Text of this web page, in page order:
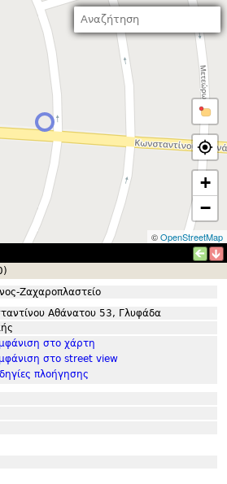
+
−
©OpenStreetMap
Ζαχαροπλαστείο
Αθάνατου 53, Γλυφάδα
στο χάρτη
στο street view
πλοήγησης